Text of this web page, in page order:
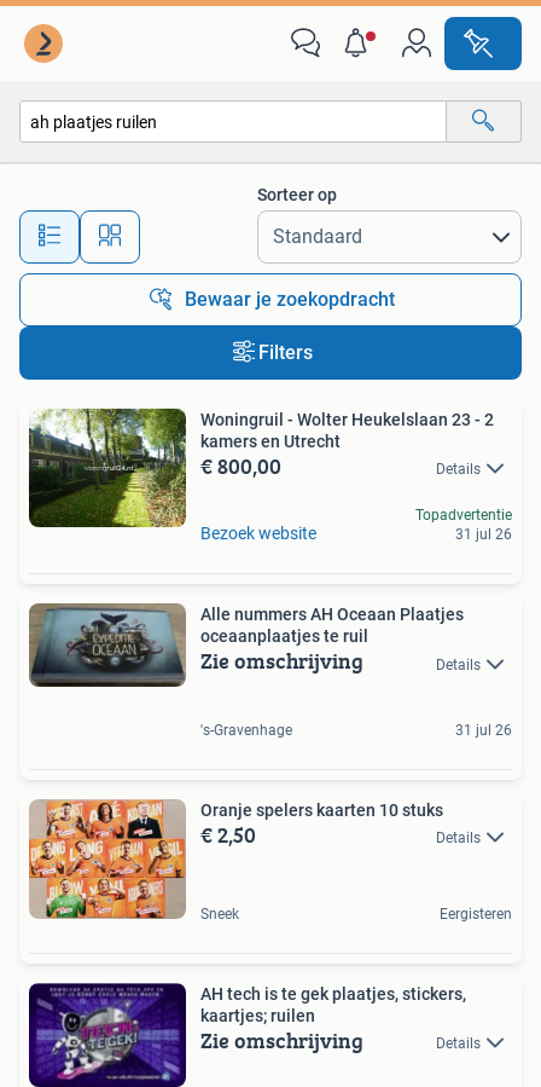
Alle afstanden…
Sorteer op
Bewaar je zoekopdracht
Filters
Woningruil - Wolter Heukelslaan 23 - 2
kamers en Utrecht
€ 800,00 Details
Bezoek website
Topadvertentie
31 jul 26
Alle nummers AH Oceaan Plaatjes
oceaanplaatjes te ruil
Zie omschrijving Details
's-Gravenhage 31 jul 26
Oranje spelers kaarten 10 stuks
€ 2,50 Details
Sneek Eergisteren
AH tech is te gek plaatjes, stickers,
kaartjes; ruilen
Zie omschrijving Details